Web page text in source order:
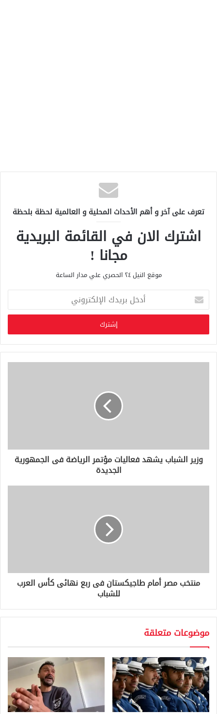
تعرف على آخر و أهم الأحداث المحلية و العالمية لحظة بلحظة
اشترك الان في القائمة البريدية
مجانا !
موقع النيل ٢٤ الحصري علي مدار الساعة
خ
ب
ر
ي
د
ر
وزير الشباب يشهد فعاليات مؤتمر الرياضة فى الجمهورية
الجديدة
منتخب مصر أمام طاجيكستان فى ربع نهائى كأس العرب
للشباب
موضوعات متعلقة